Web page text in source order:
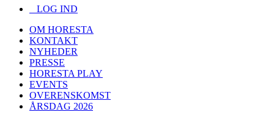
LOG IND
OM HORESTA
KONTAKT
NYHEDER
PRESSE
HORESTA PLAY
EVENTS
OVERENSKOMST
ÅRSDAG 2026